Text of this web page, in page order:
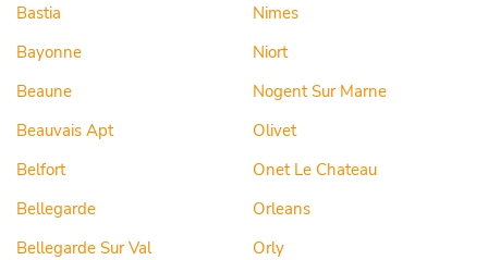
Bastia
Bayonne
Beaune
Beauvais Apt
Belfort
Bellegarde
Bellegarde Sur Val
Nimes
Niort
Nogent Sur Marne
Olivet
Onet Le Chateau
Orleans
Orly